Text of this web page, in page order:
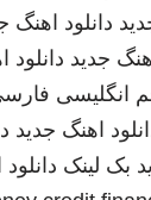
دانلود اهنگ
جدید دانلود
انگلیسی
اهنگ جدید
بک لینک